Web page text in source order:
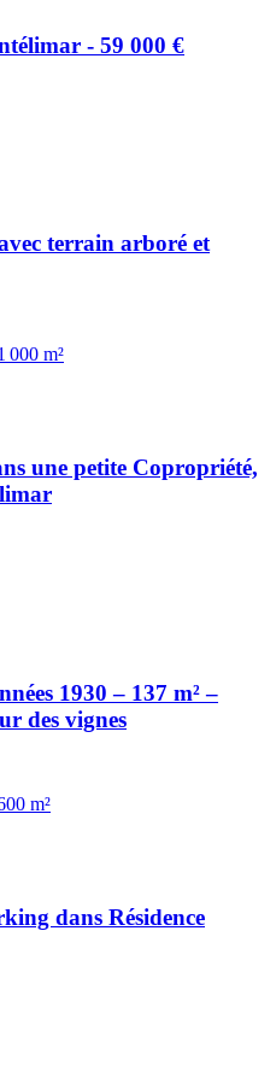
- 59 000 €
terrain arboré et
000 m²
une petite Copropriété,
1930 – 137 m² –
des vignes
m²
dans Résidence